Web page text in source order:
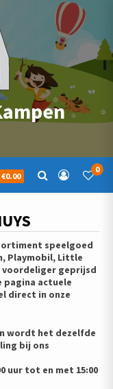
€0.00
0
speelgoed
Playmobil, Little
voordeliger geprijsd
pagina actuele
direct in onze
wordt het dezelfde
bij ons
uur tot en met 15:00